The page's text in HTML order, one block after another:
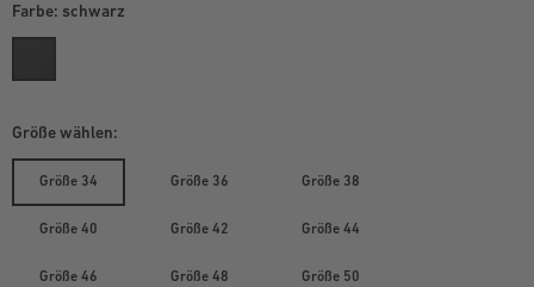
Farbe: schwarz
Größe wählen:
Größe 34 Größe 36 Größe 38
Größe 40 Größe 42 Größe 44
Größe 46 Größe 48 Größe 50